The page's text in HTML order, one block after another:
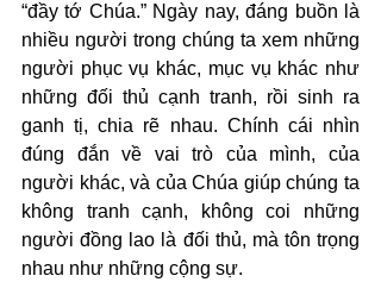
“đầy tớ Chúa.” Ngày nay, đáng buồn là
nhiều người trong chúng ta xem những
người phục vụ khác, mục vụ khác như
những đối thủ cạnh tranh, rồi sinh ra
ganh tị, chia rẽ nhau. Chính cái nhìn
đúng đắn về vai trò của mình, của
người khác, và của Chúa giúp chúng ta
không tranh cạnh, không coi những
người đồng lao là đối thủ, mà tôn trọng
nhau như những cộng sự.